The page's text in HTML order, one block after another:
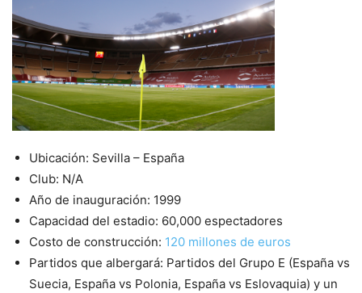
Ubicación: Sevilla – España
Club: N/A
Año de inauguración: 1999
Capacidad del estadio: 60,000 espectadores
Costo de construcción: 120 millones de euros
Partidos que albergará: Partidos del Grupo E (España vs
Suecia, España vs Polonia, España vs Eslovaquia) y un